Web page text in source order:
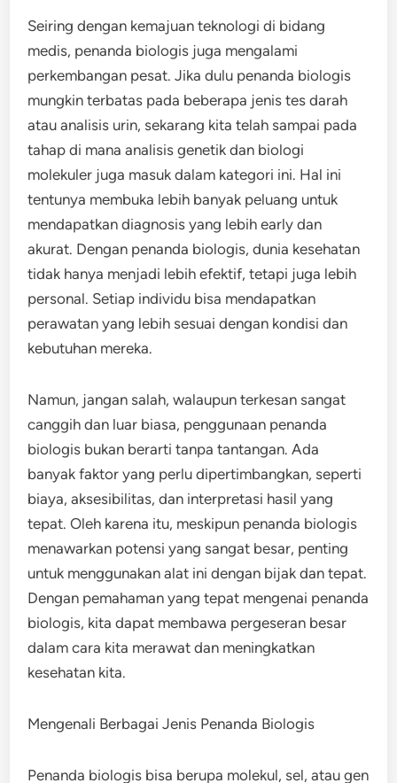
Seiring dengan kemajuan teknologi di bidang
medis, penanda biologis juga mengalami
perkembangan pesat. Jika dulu penanda biologis
mungkin terbatas pada beberapa jenis tes darah
atau analisis urin, sekarang kita telah sampai pada
tahap di mana analisis genetik dan biologi
molekuler juga masuk dalam kategori ini. Hal ini
tentunya membuka lebih banyak peluang untuk
mendapatkan diagnosis yang lebih early dan
akurat. Dengan penanda biologis, dunia kesehatan
tidak hanya menjadi lebih efektif, tetapi juga lebih
personal. Setiap individu bisa mendapatkan
perawatan yang lebih sesuai dengan kondisi dan
kebutuhan mereka.
Namun, jangan salah, walaupun terkesan sangat
canggih dan luar biasa, penggunaan penanda
biologis bukan berarti tanpa tantangan. Ada
banyak faktor yang perlu dipertimbangkan, seperti
biaya, aksesibilitas, dan interpretasi hasil yang
tepat. Oleh karena itu, meskipun penanda biologis
menawarkan potensi yang sangat besar, penting
untuk menggunakan alat ini dengan bijak dan tepat.
Dengan pemahaman yang tepat mengenai penanda
biologis, kita dapat membawa pergeseran besar
dalam cara kita merawat dan meningkatkan
kesehatan kita.
Mengenali Berbagai Jenis Penanda Biologis
Penanda biologis bisa berupa molekul, sel, atau gen